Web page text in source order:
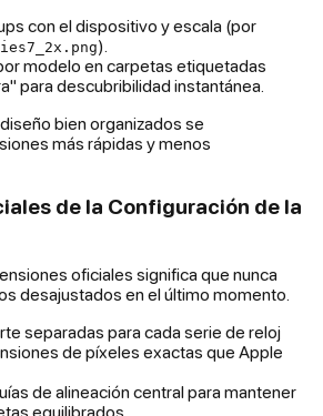
con el dispositivo y escala (por
).
modelo en carpetas etiquetadas
para descubribilidad instantánea.
bien organizados se
más rápidas y menos
de la Configuración de la
oficiales significa que nunca
desajustados en el último momento.
separadas para cada serie de reloj
de píxeles exactas que Apple
de alineación central para mantener
equilibrados.